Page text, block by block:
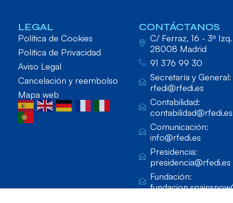
LEGAL
Política de Cookies
Política de Privacidad
Aviso Legal
Cancelación y reembolso
Mapa web
CONTÁCTANOS
C/ Ferraz, 16 - 3º Izq.
28008 Madrid
91 376 99 30
Secretaría y General:
rfedi@rfedi.es
Contabilidad:
contabilidad@rfedi.es
Comunicación:
info@rfedi.es
Presidencia:
presidencia@rfedi.es
Fundación: